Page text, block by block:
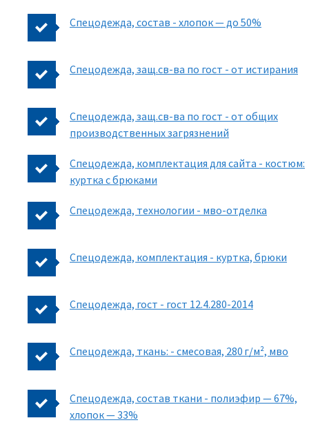
Спецодежда, состав - хлопок — до 50%
Спецодежда, защ.св-ва по гост - от истирания
Спецодежда, защ.св-ва по гост - от общих
производственных загрязнений
Спецодежда, комплектация для сайта - костюм:
куртка с брюками
Спецодежда, технологии - мво-отделка
Спецодежда, комплектация - куртка, брюки
Спецодежда, гост - гост 12.4.280-2014
Спецодежда, ткань: - смесовая, 280 г/м², мво
Спецодежда, состав ткани - полиэфир — 67%,
хлопок — 33%